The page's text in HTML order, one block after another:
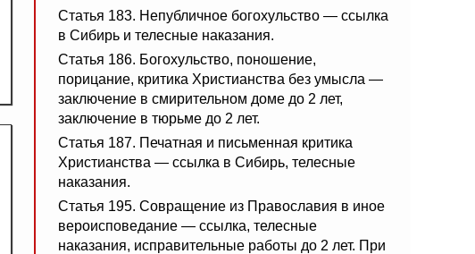
Статья 183. Непубличное богохульство — ссылка
в Сибирь и телесные наказания.
Статья 186. Богохульство, поношение,
порицание, критика Христианства без умысла —
заключение в смирительном доме до 2 лет,
заключение в тюрьме до 2 лет.
Статья 187. Печатная и письменная критика
Христианства — ссылка в Сибирь, телесные
наказания.
Статья 195. Совращение из Православия в иное
вероисповедание — ссылка, телесные
наказания, исправительные работы до 2 лет. При